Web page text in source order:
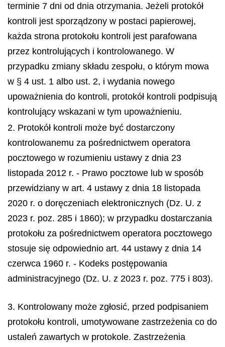
terminie 7 dni od dnia otrzymania. Jeżeli protokół
kontroli jest sporządzony w postaci papierowej,
każda strona protokołu kontroli jest parafowana
przez kontrolujących i kontrolowanego. W
przypadku zmiany składu zespołu, o którym mowa
w § 4 ust. 1 albo ust. 2, i wydania nowego
upoważnienia do kontroli, protokół kontroli podpisują
kontrolujący wskazani w tym upoważnieniu.
2. Protokół kontroli może być dostarczony
kontrolowanemu za pośrednictwem operatora
pocztowego w rozumieniu ustawy z dnia 23
listopada 2012 r. - Prawo pocztowe lub w sposób
przewidziany w art. 4 ustawy z dnia 18 listopada
2020 r. o doręczeniach elektronicznych (Dz. U. z
2023 r. poz. 285 i 1860); w przypadku dostarczania
protokołu za pośrednictwem operatora pocztowego
stosuje się odpowiednio art. 44 ustawy z dnia 14
czerwca 1960 r. - Kodeks postępowania
administracyjnego (Dz. U. z 2023 r. poz. 775 i 803).
3. Kontrolowany może zgłosić, przed podpisaniem
protokołu kontroli, umotywowane zastrzeżenia co do
ustaleń zawartych w protokole. Zastrzeżenia